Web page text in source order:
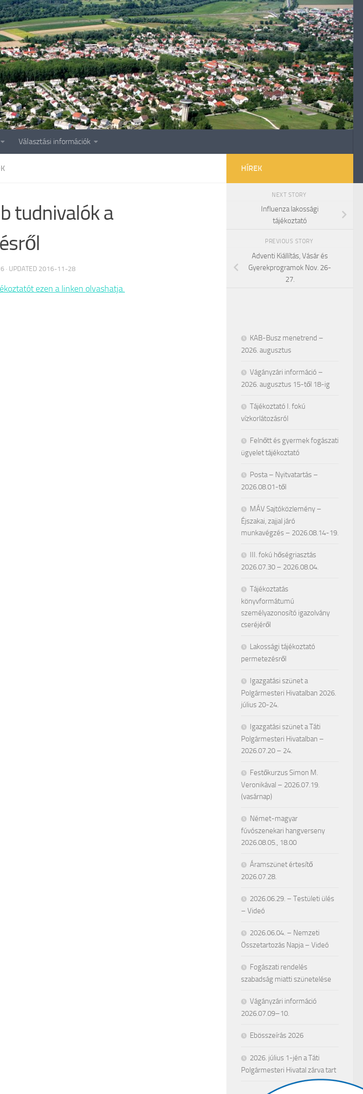
Választási információk
tudnivalók a
· UPDATED 2016-11-28
ezen a linken olvashatja.
HÍREK
NEXT STORY
Influenza lakossági
tájékoztató
PREVIOUS STORY
Adventi Kiállítás, Vásár és
Gyerekprogramok Nov. 26-
27.
KAB-Busz menetrend –
2026. augusztus
Vágányzári információ –
2026. augusztus 15-től 18-ig
Tájékoztató I. fokú
vízkorlátozásról
Felnőtt és gyermek fogászati
ügyelet tájékoztató
Posta – Nyitvatartás –
2026.08.01-től
MÁV Sajtóközlemény –
Éjszakai, zajjal járó
munkavégzés – 2026.08.14-19.
III. fokú hőségriasztás
2026.07.30 – 2026.08.04.
Tájékoztatás
könyvformátumú
személyazonosító igazolvány
cseréjéről
Lakossági tájékoztató
permetezésről
Igazgatási szünet a
Polgármesteri Hivatalban 2026.
július 20-24.
Igazgatási szünet a Táti
Polgármesteri Hivatalban –
2026.07.20 – 24.
Festőkurzus Simon M.
Veronikával – 2026.07.19.
(vasárnap)
Német-magyar
fúvószenekari hangverseny
2026.08.05., 18.00
Áramszünet értesítő
2026.07.28.
2026.06.29. – Testületi ülés
– Videó
2026.06.04. – Nemzeti
Összetartozás Napja – Videó
Fogászati rendelés
szabadság miatti szünetelése
Vágányzári információ
2026.07.09–10.
Ebösszeírás 2026
2026. július 1-jén a Táti
Polgármesteri Hivatal zárva tart